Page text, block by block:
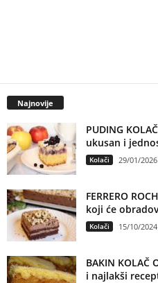
Najnovije
PUDING
ukusan i
Kolači 29/01/2026
FERRERO
koji će
Kolači 15/10/2024
BAKIN KOLAČ
i najlakši